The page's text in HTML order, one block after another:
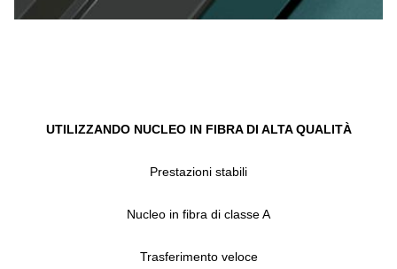
UTILIZZANDO NUCLEO IN FIBRA DI ALTA QUALITÀ
Prestazioni stabili
Nucleo in fibra di classe A
Trasferimento veloce